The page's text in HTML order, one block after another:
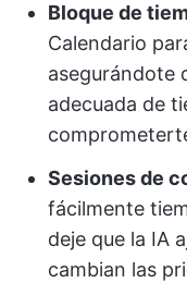
Bloque de
Calendario
asegurándote
adecuada de
Sesiones de
fácilmente
deje que la IA
cambian las